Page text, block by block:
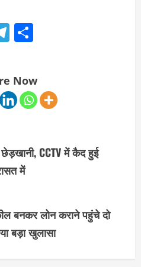
Telegram
Now
CCTV में कैद हुई
में
बनकर लोन कराने पहुंचे दो
बड़ा खुलासा